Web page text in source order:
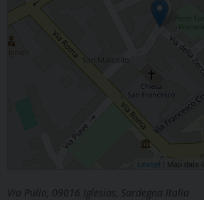
Leaflet | Map data ©
Via Pullo, 09016 Iglesias, Sardegna Italia